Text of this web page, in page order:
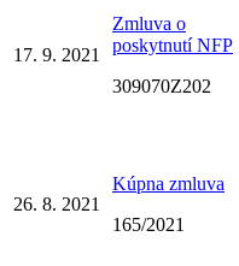
17. 9. 2021
Zmluva o
poskytnutí NFP
309070Z202
26. 8. 2021
Kúpna zmluva
165/2021